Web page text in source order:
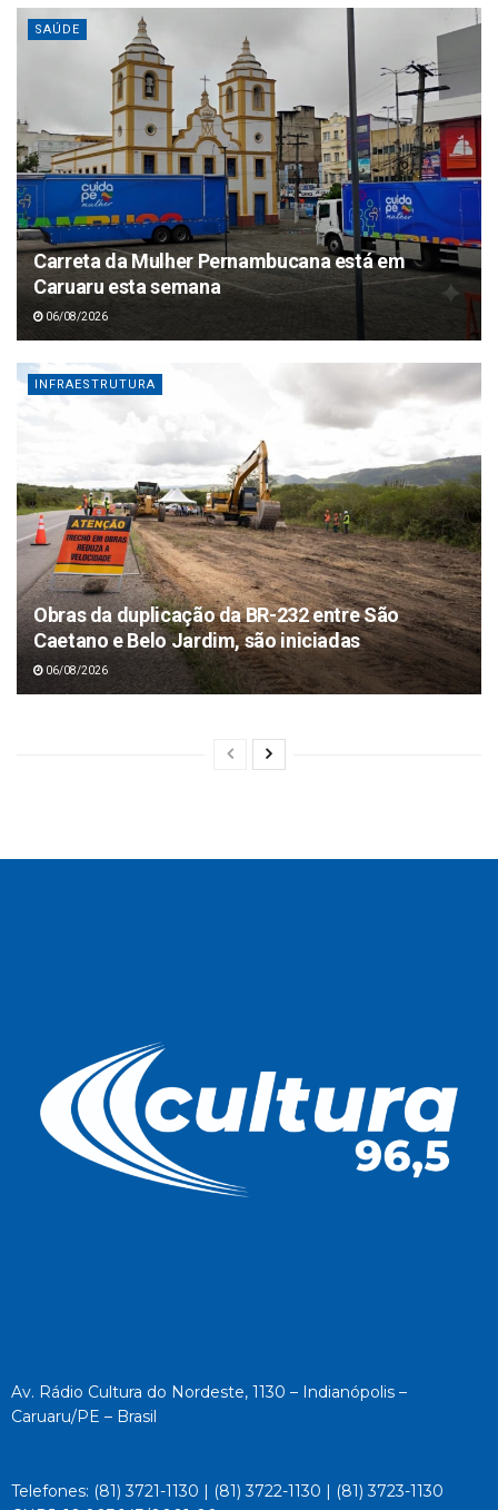
SAÚDE
Carreta da Mulher Pernambucana está em
Caruaru esta semana
06/08/2026
INFRAESTRUTURA
Obras da duplicação da BR-232 entre São
Caetano e Belo Jardim, são iniciadas
06/08/2026
Av. Rádio Cultura do Nordeste, 1130 – Indianópolis –
Caruaru/PE – Brasil
Telefones: (81) 3721-1130 | (81) 3722-1130 | (81) 3723-1130